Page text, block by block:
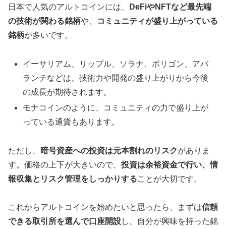
日本で人気のアルトコインには、
DeFiやNFTなど最先端
の技術が関わる銘柄や、
コミュニティが盛り上がっている
銘柄が多いです。
イーサリアム、リップル、ソラナ、ポリゴン、アバ
ランチなどは、技術力や開発の盛り上がりから今後
の成長が期待されます。
モナコインのように、コミュニティの力で盛り上が
っている通貨もあります。
ただし、 暗号資産への投資は元本割れのリスクがありま
す。価格の上下が大きいので、 投資は余裕資金で行い、情
報収集とリスク管理をしっかりすることが大切です。
これからアルトコインを始めたいと思ったら、まずは信頼
できる取引所を選んで口座開設し、自分が興味を持った銘